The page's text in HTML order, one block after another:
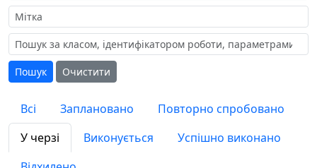
Мітка
Пошук
Очистити
Всі Заплановано
Повторно спробовано
У черзі
Виконується
Успішно виконано